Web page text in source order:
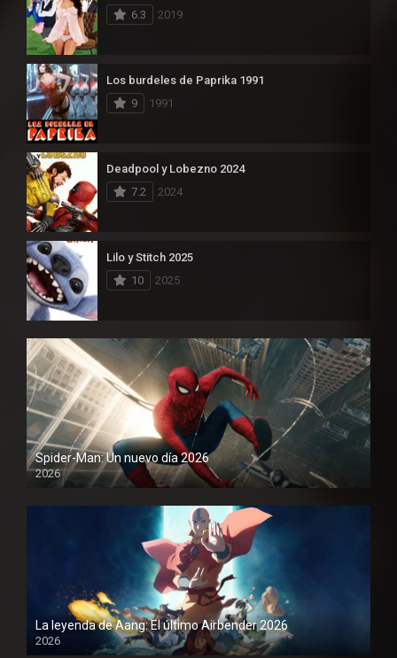
6.3
2019
Los burdeles de Paprika 1991
9
1991
Deadpool y Lobezno 2024
7.2
2024
Lilo y Stitch 2025
10
2025
Spider-Man: Un nuevo día 2026
2026
1080P
La leyenda de Aang: El último Airbender 2026
2026
1080P